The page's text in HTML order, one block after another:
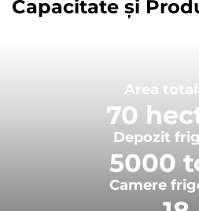
Capacitate și
Area
70
Depozit
5000
Camere